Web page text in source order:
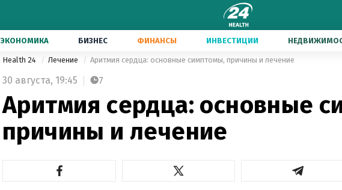
ЭКОНОМИКА БИЗНЕС ФИНАНСЫ ИНВЕСТИЦИИ
Health 24 Лечение Аритмия сердца: основные симптомы, причины и лечение
30 августа, 19:45 7
Аритмия сердца: основные
причины и лечение